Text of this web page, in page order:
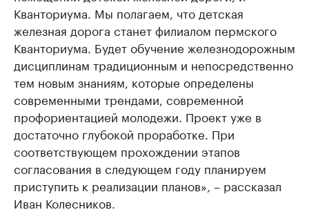
Кванториума. Мы полагаем, что детская
железная дорога станет филиалом пермского
Кванториума. Будет обучение железнодорожным
дисциплинам традиционным и непосредственно
тем новым знаниям, которые определены
современными трендами, современной
профориентацией молодежи. Проект уже в
достаточно глубокой проработке. При
соответствующем прохождении этапов
согласования в следующем году планируем
приступить к реализации планов», – рассказал
Иван Колесников.